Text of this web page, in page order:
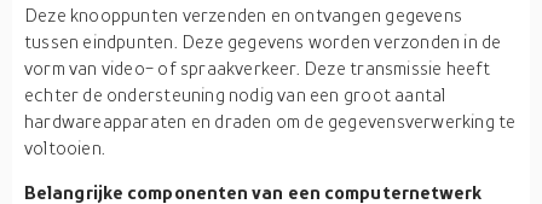
Deze knooppunten verzenden en ontvangen gegevens
tussen eindpunten. Deze gegevens worden verzonden in de
vorm van video- of spraakverkeer. Deze transmissie heeft
echter de ondersteuning nodig van een groot aantal
hardwareapparaten en draden om de gegevensverwerking te
voltooien.
Belangrijke componenten van een computernetwerk